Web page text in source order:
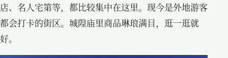
店、名人宅第等，都比较集中在这里。现今是外地游客
都会打卡的街区。城隍庙里商品琳琅满目，逛一逛就
好。